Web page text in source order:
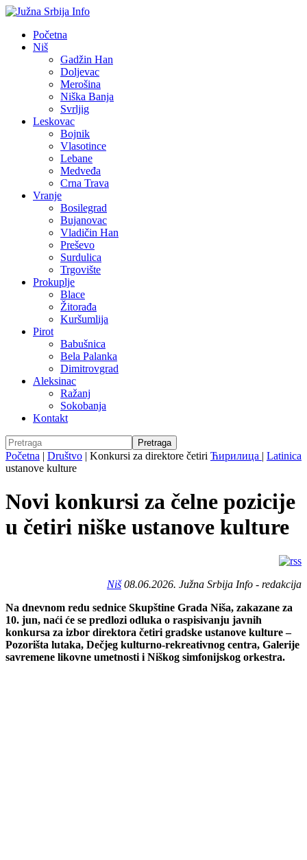
Početna
Niš
Gadžin Han
Doljevac
Merošina
Niška Banja
Svrljig
Leskovac
Bojnik
Vlasotince
Lebane
Medveđa
Crna Trava
Vranje
Bosilegrad
Bujanovac
Vladičin Han
Preševo
Surdulica
Trgovište
Prokuplje
Blace
Žitorađa
Kuršumlija
Pirot
Babušnica
Bela Palanka
Dimitrovgrad
Aleksinac
Ražanj
Sokobanja
Kontakt
Ћирилица | Latinica
Početna | Društvo | Konkursi za direktore četiri
ustanove kulture
Novi konkursi za čelne pozicije
u četiri niške ustanove kulture
Niš08.06.2026. Južna Srbija Info - redakcija
Na dnevnom redu sednice Skupštine Grada Niša, zakazane za
10. jun, naći će se predlozi odluka o raspisivanju javnih
konkursa za izbor direktora četiri gradske ustanove kulture –
Pozorišta lutaka, Dečjeg kulturno-rekreativnog centra, Galerije
savremene likovne umetnosti i Niškog simfonijskog orkestra.